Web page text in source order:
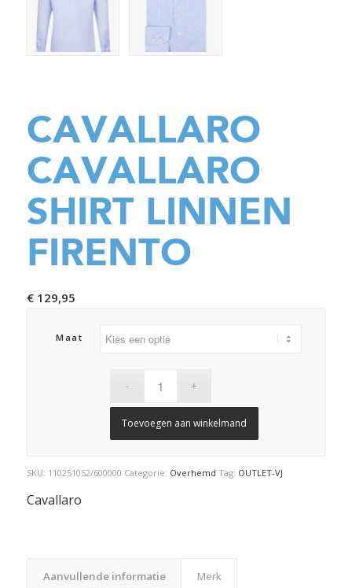
CAVALLARO
CAVALLARO
SHIRT LINNEN
FIRENTO
€129,95
Maat
Toevoegen aan winkelmand
SKU: 110251052/600000 Categorie: Overhemd Tag: OUTLET-VJ
Cavallaro
Aanvullende informatie Merk